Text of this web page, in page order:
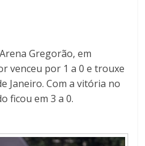
Gregorão, em
venceu por 1 a 0 e trouxe
Janeiro. Com a vitória no
ficou em 3 a 0.